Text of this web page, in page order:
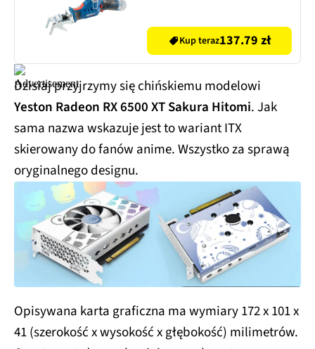
Kup teraz137.79 zł
Dzisiaj przyjrzymy się chińskiemu modelowi
Yeston Radeon RX 6500 XT Sakura Hitomi. Jak
sama nazwa wskazuje jest to wariant ITX
skierowany do fanów anime. Wszystko za sprawą
oryginalnego designu.
Opisywana karta graficzna ma wymiary 172 x 101 x
41 (szerokość x wysokość x głębokość) milimetrów.